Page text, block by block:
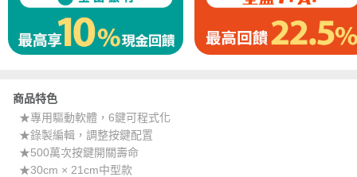
商品特色
★專用驅動軟體，6鍵可程式化
★錄製編輯，調整按鍵配置
★500萬次按鍵開關壽命
★30cm × 21cm中型款